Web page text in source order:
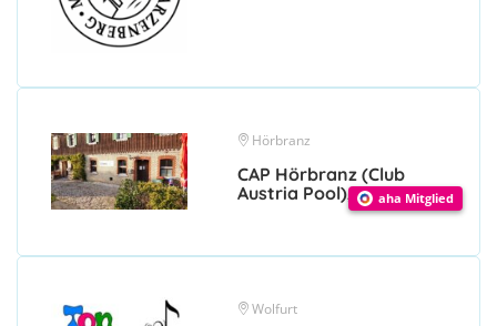
Hörbranz
CAP Hörbranz (Club
Austria Pool), Billard Club
aha Mitglied
Wolfurt